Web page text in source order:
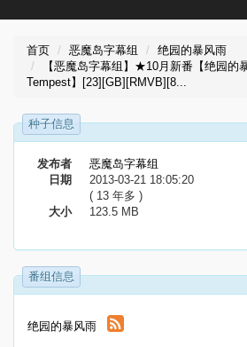
首页 恶魔岛字幕组
绝园的暴风雨
【恶魔岛字幕组】★10月新番【绝园的
Tempest】[23][GB][RMVB][8...
种子信息
发布者
恶魔岛字幕组
日期
2013-03-21 18:05:20
( 13 年多 )
大小
123.5 MB
番组信息
绝园的暴风雨